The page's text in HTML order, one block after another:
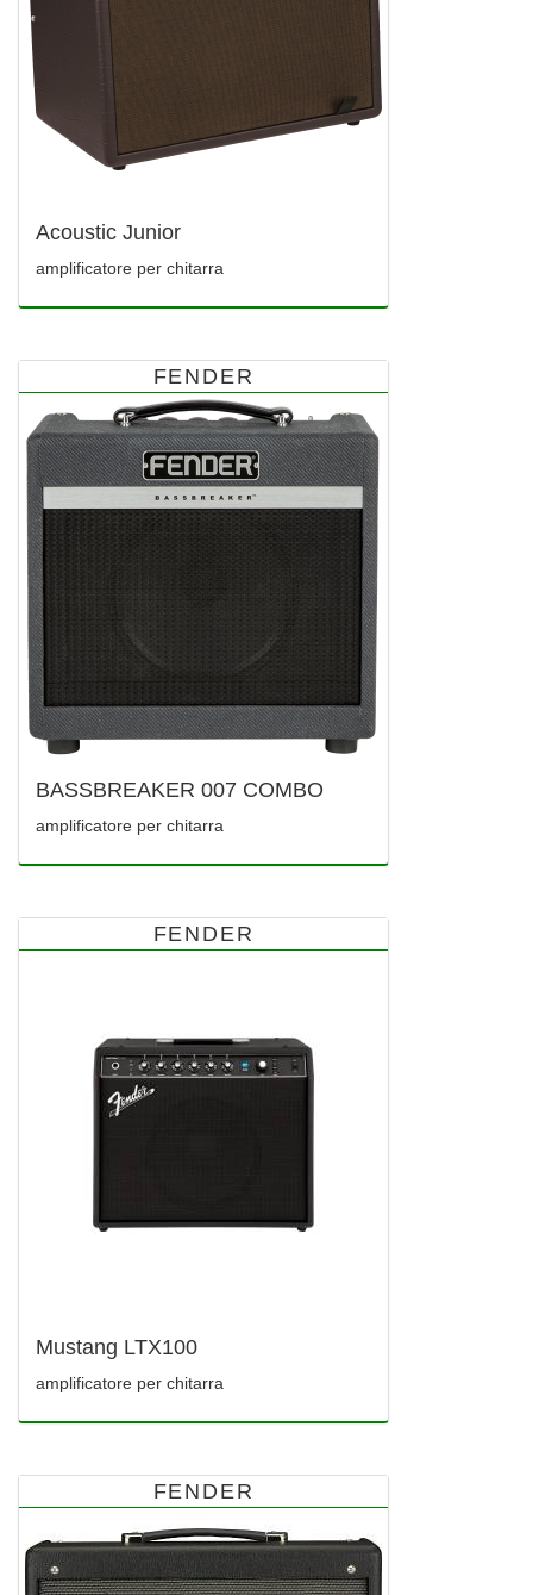
Acoustic Junior
amplificatore per chitarra
FENDER
BASSBREAKER 007 COMBO
amplificatore per chitarra
FENDER
Mustang LTX100
amplificatore per chitarra
FENDER